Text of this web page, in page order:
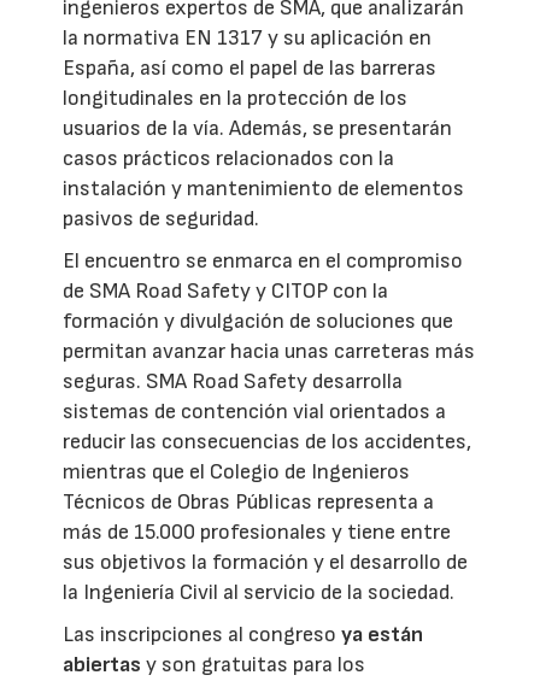
ingenieros expertos de SMA, que analizarán
la normativa EN 1317 y su aplicación en
España, así como el papel de las barreras
longitudinales en la protección de los
usuarios de la vía. Además, se presentarán
casos prácticos relacionados con la
instalación y mantenimiento de elementos
pasivos de seguridad.
El encuentro se enmarca en el compromiso
de SMA Road Safety y CITOP con la
formación y divulgación de soluciones que
permitan avanzar hacia unas carreteras más
seguras. SMA Road Safety desarrolla
sistemas de contención vial orientados a
reducir las consecuencias de los accidentes,
mientras que el Colegio de Ingenieros
Técnicos de Obras Públicas representa a
más de 15.000 profesionales y tiene entre
sus objetivos la formación y el desarrollo de
la Ingeniería Civil al servicio de la sociedad.
Las inscripciones al congresoya están
abiertas y son gratuitas para los